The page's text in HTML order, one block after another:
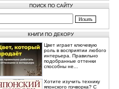
ПОИСК ПО САЙТУ
КНИГИ ПО ДЕКОРУ
Цвет играет ключевую
роль в восприятии любого
интерьера. Правильно
подобранные оттенки
способны не...
Хотите изучить технику
японского пэчворка? С